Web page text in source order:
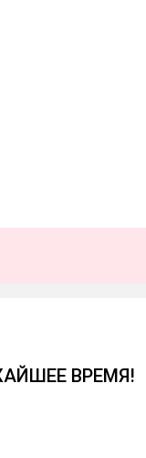
ВРЕМЯ!